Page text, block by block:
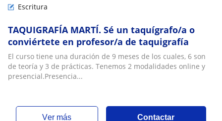
Escritura
TAQUIGRAFÍA MARTÍ. Sé un taquígrafo/a o
conviértete en profesor/a de taquigrafía
El curso tiene una duración de 9 meses de los cuales, 6 son
de teoría y 3 de prácticas. Tenemos 2 modalidades online y
presencial.Presencia...
ver más Contactar